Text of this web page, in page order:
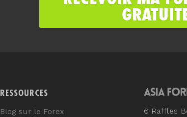
RESSOURCES
Blog sur le Forex 6 Raffles